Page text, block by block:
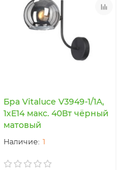
Бра Vitaluce V3949-1/1A,
1xE14 макс. 40Вт чёрный
матовый
1